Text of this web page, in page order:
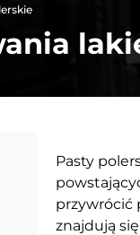
Pasty
przywrócić
znajdują